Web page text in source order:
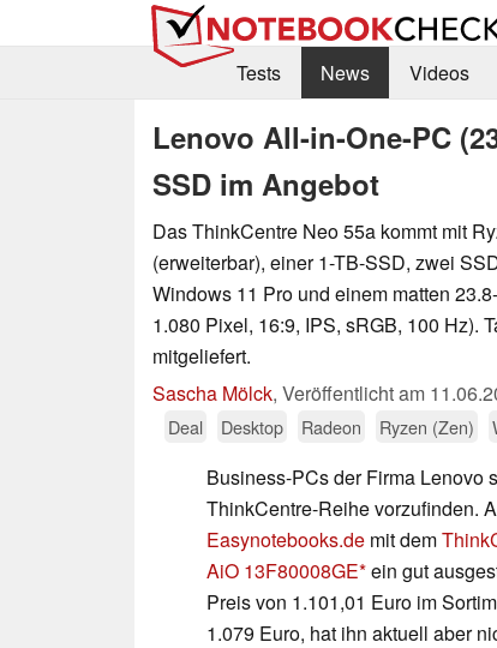
Tests
News Videos
Lenovo All-in-One-PC
SSD im Angebot
Das ThinkCentre Neo 55a kommt mit
(erweiterbar), einer 1-TB-SSD, zwei
Windows 11 Pro und einem matten
1.080 Pixel, 16:9, IPS, sRGB, 100 Hz).
mitgeliefert.
Sascha Mölck, Veröffentlicht am
Deal
Desktop Radeon Ryzen (Zen)
Business-PCs der Firma Lenovo
ThinkCentre-Reihe vorzufinden.
Easynotebooks.de mit dem
AiO 13F80008GE ein gut
Preis von 1.101,01 Euro im
1.079 Euro, hat ihn aktuell aber